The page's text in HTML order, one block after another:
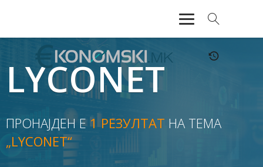
АКТУЕЛНО
ЕКОНОМИЈА
ФИНАНСИИ
БАНКАРСТВО
LYCONET
ПРОНАЈДЕН Е1 РЕЗУЛТАТ НА ТЕМА
„LYCONET“